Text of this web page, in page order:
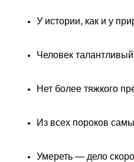
У истории, как и у
Человек
Нет более тяжкого
Из всех пороков
Умереть — дело